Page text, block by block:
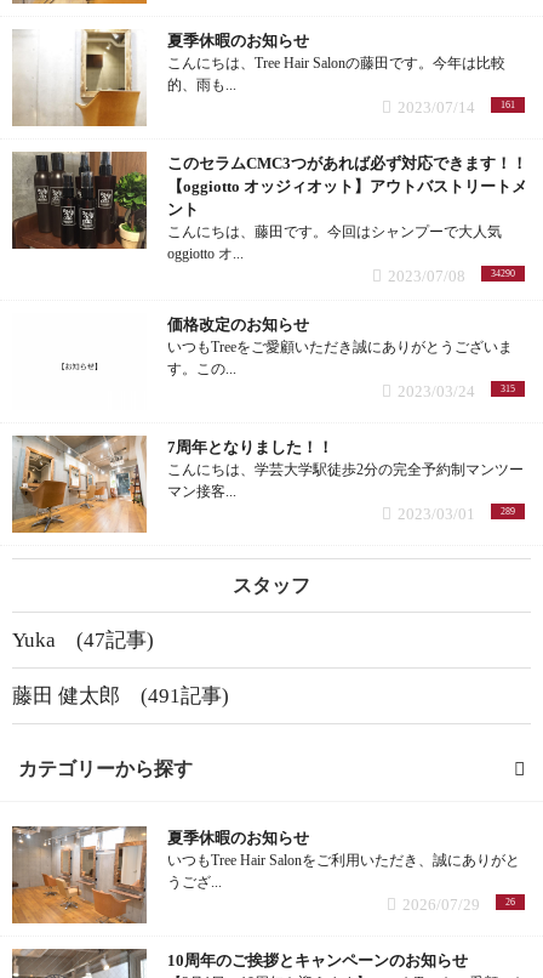
パドルブラシ (2記事)
オススメグッズ (26記事)
リファ ファインバブル (1記事)
リファ ビューテックカールアイロン (1記事)
リファ ビューテックフィンガーアイロン (1記事)
リファ ヘアドライタオル (1記事)
リファ イオンケアブラシ (1記事)
MDNA SKIN (1記事)
VMエキサイティングファンデーション (1記事)
N.(エヌドット)ポリッシュオイル (1記事)
N.(エヌドット)スタイリングセラム (1記事)
夏季休暇のお知らせ
こんにちは、Tree Hair Salonの藤田です。今年は比較
的、雨も...
161
2023/07/14
このセラムCMC3つがあれば必ず対応できます！！
【oggiotto オッジィオット】アウトバストリートメ
ント
こんにちは、藤田です。今回はシャンプーで大人気
oggiotto オ...
34290
2023/07/08
価格改定のお知らせ
いつもTreeをご愛顧いただき誠にありがとうございま
す。この...
315
2023/03/24
7周年となりました！！
こんにちは、学芸大学駅徒歩2分の完全予約制マンツー
マン接客...
289
2023/03/01
スタッフ
Yuka (47記事)
藤田 健太郎 (491記事)
カテゴリーから探す
髪型 (65記事)
ミディアム (3記事)
ボブ (25記事)
夏季休暇のお知らせ
いつもTree Hair Salonをご利用いただき、誠にありがと
うござ...
26
2026/07/29
10周年のご挨拶とキャンペーンのお知らせ